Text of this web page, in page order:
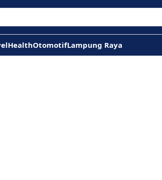
HealthOtomotifLampung Raya